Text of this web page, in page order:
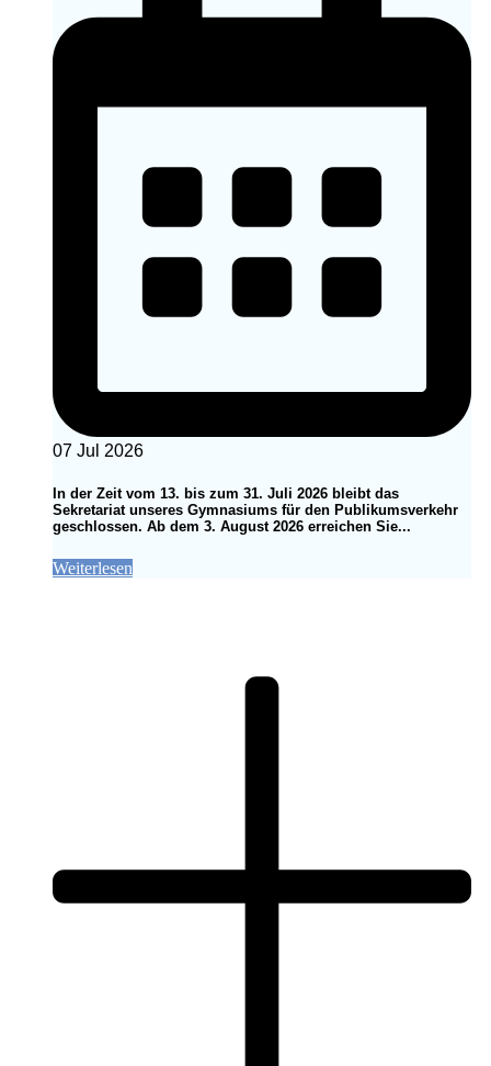
07 Jul 2026
In der Zeit vom 13. bis zum 31. Juli 2026 bleibt das
Sekretariat unseres Gymnasiums für den Publikumsverkehr
geschlossen. Ab dem 3. August 2026 erreichen Sie...
Weiterlesen